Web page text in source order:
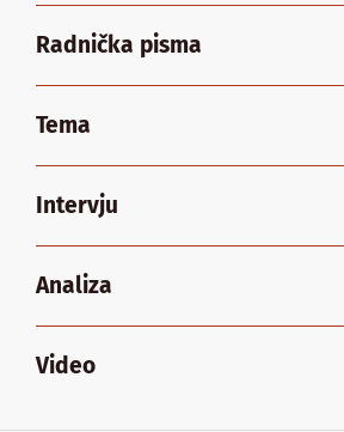
Radnička pisma
Tema
Intervju
Analiza
Video